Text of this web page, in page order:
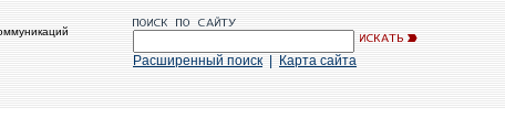
Расширенный поиск Карта сайта